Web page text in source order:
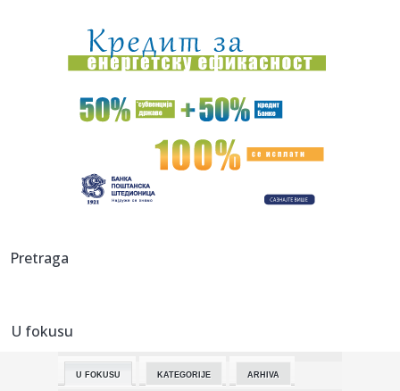
08:25:Привремена измена трасе линије 7Б и ...
08:19:Požari ne jenjavaju: Gori više od 700 hektara u Deliblatskoj
Ovacije beogradske publike za Nik Kejva: Dva i po sata
08:17:Potres u Premijer ligi – Liverpul dovodi štopera Barselone!
meta
08:13:
08:13: Nik Kejv održao koncert na Kalemegdanu
Pretraga
U fokusu
U FOKUSU KATEGORIJE ARHIVA